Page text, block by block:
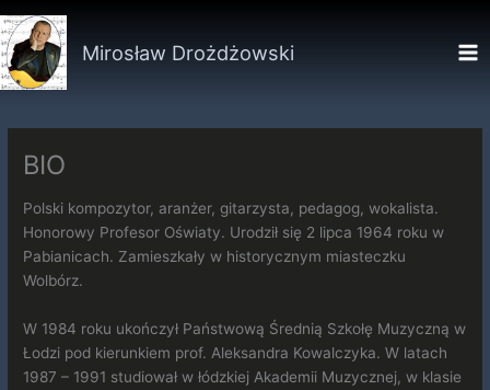
do
treści
Mirosław Drożdżowski
BIO
Polski kompozytor, aranżer, gitarzysta, pedagog, wokalista.
Honorowy Profesor Oświaty. Urodził się 2 lipca 1964 roku w
Pabianicach. Zamieszkały w historycznym miasteczku
Wolbórz.
W 1984 roku ukończył Państwową Średnią Szkołę Muzyczną w
Łodzi pod kierunkiem prof. Aleksandra Kowalczyka. W latach
1987 – 1991 studiował w łódzkiej Akademii Muzycznej, w klasie